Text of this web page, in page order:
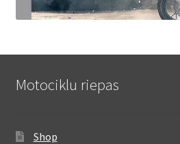
Motociklu riepas
Shop